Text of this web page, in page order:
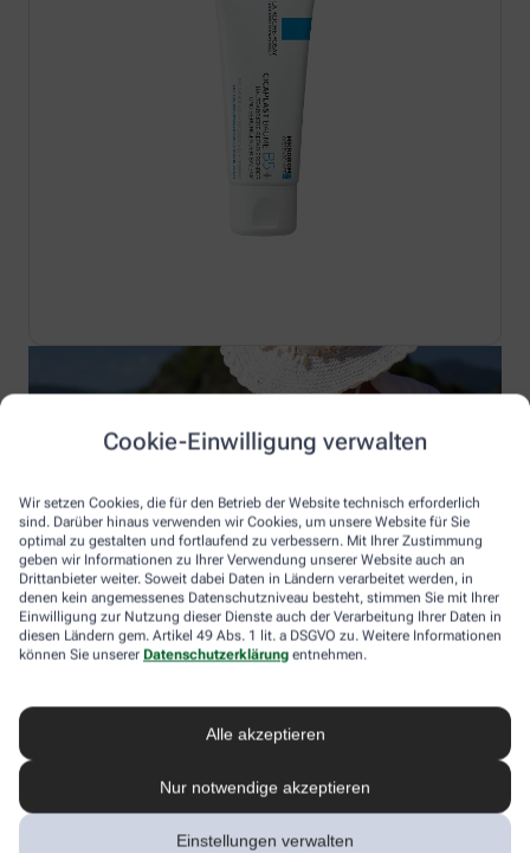
Cookie-Einwilligung verwalten
Wir setzen Cookies, die für den Betrieb der Website technisch erforderlich
sind. Darüber hinaus verwenden wir Cookies, um unsere Website für Sie
optimal zu gestalten und fortlaufend zu verbessern. Mit Ihrer Zustimmung
geben wir Informationen zu Ihrer Verwendung unserer Website auch an
Drittanbieter weiter. Soweit dabei Daten in Ländern verarbeitet werden, in
denen kein angemessenes Datenschutzniveau besteht, stimmen Sie mit Ihrer
Einwilligung zur Nutzung dieser Dienste auch der Verarbeitung Ihrer Daten in
diesen Ländern gem. Artikel 49 Abs. 1 lit. a DSGVO zu. Weitere Informationen
können Sie unserer Datenschutzerklärung entnehmen.
Alle akzeptieren
Nur notwendige akzeptieren
Einstellungen verwalten